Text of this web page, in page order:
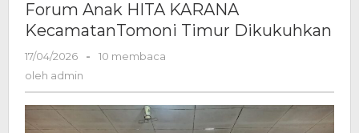
Forum Anak HITA KARANA
KecamatanTomoni Timur Dikukuhkan
17/04/2026
oleh
-
10 membaca
oleh admin